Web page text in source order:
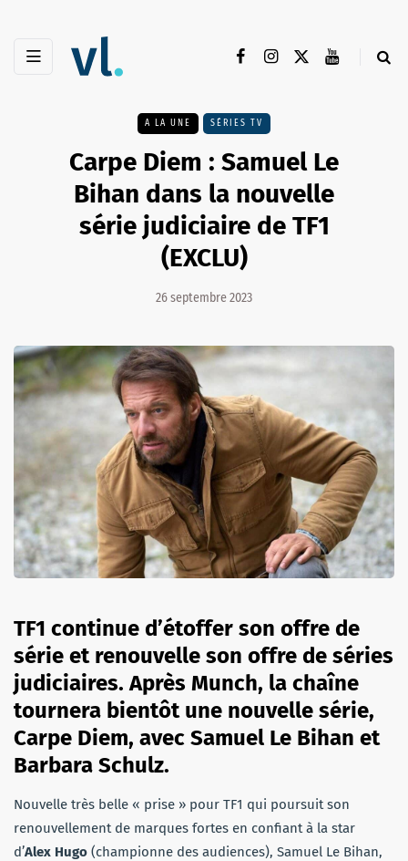
A LA UNE SÉRIES TV
Carpe Diem : Samuel Le
Bihan dans la nouvelle
série judiciaire de TF1
(EXCLU)
26 septembre 2023
TF1 continue d’étoffer son offre de
série et renouvelle son offre de séries
judiciaires. Après Munch, la chaîne
tournera bientôt une nouvelle série,
Carpe Diem, avec Samuel Le Bihan et
Barbara Schulz.
Nouvelle très belle « prise » pour TF1 qui poursuit son
renouvellement de marques fortes en confiant à la star
d’Alex Hugo (championne des audiences), Samuel Le Bihan,